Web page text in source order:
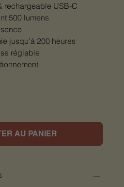
rechargeable USB-C
500 lumens
jusqu’à 200 heures
réglable
AU PANIER